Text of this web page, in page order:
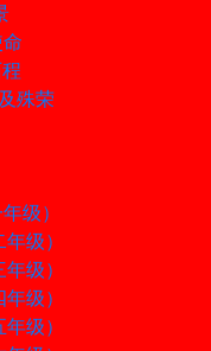
殊荣
级）
级）
级）
级）
级）